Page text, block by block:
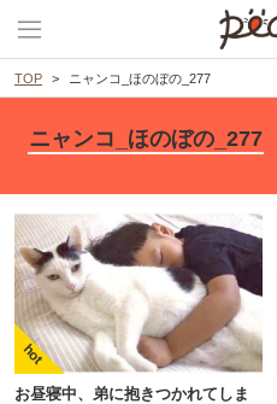
TOP ニャンコ_ほのぼの_277
ニャンコ_ほのぼの_277
お昼寝中、弟に抱きつかれてしま